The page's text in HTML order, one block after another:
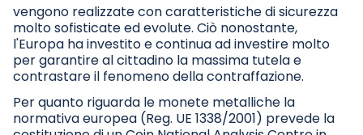
vengono realizzate con caratteristiche di sicurezza
molto sofisticate ed evolute. Ciò nonostante,
l'Europa ha investito e continua ad investire molto
per garantire al cittadino la massima tutela e
contrastare il fenomeno della contraffazione.
Per quanto riguarda le monete metalliche la
normativa europea (Reg. UE 1338/2001) prevede la